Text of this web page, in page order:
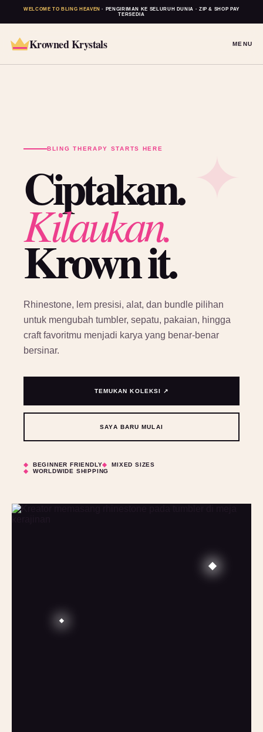
WELCOME TO BLING HEAVEN · PENGIRIMAN KE SELURUH DUNIA · ZIP & SHOP PAY
TERSEDIA
Krowned Krystals MENU
BLING THERAPY STARTS HERE
Ciptakan.
Kilaukan.
Krown it.
Rhinestone, lem presisi, alat, dan bundle pilihan
untuk mengubah tumbler, sepatu, pakaian, hingga
craft favoritmu menjadi karya yang benar-benar
bersinar.
TEMUKAN KOLEKSI ↗
SAYA BARU MULAI
BEGINNER FRIENDLY
MIXED SIZES
WORLDWIDE SHIPPING